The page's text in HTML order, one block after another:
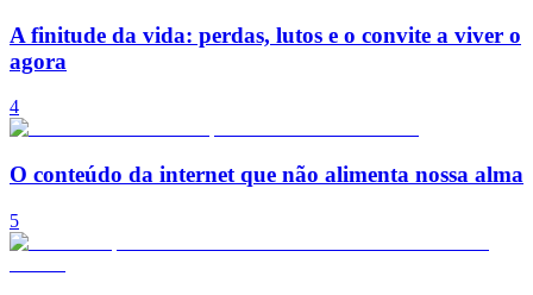
A finitude da vida: perdas, lutos e o convite a viver o
agora
4
O conteúdo da internet que não alimenta nossa alma
5